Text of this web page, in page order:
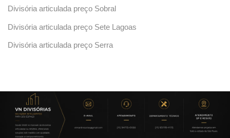
Divisória articulada preço Sobral
Divisória articulada preço Sete Lagoas
Divisória articulada preço Serra